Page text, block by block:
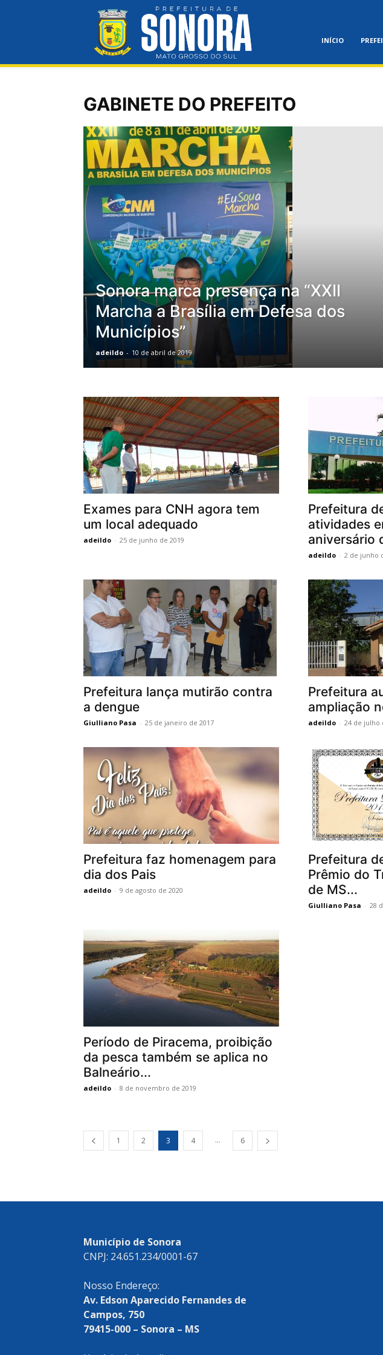
Municipal
de
Sonora
INÍCIO
GABINETE DO PREFEITO
Sonora marca presença na “XXII
Marcha a Brasília em Defesa dos
Municípios”
adeildo - 10 de abril de 2019
Exames para CNH agora tem
um local adequado
adeildo - 25 de junho de 2019
Prefeitura
atividades
aniversário
adeildo - 2 de junho
Prefeitura lança mutirão contra
a dengue
Giulliano Pasa - 25 de janeiro de 2017
Prefeitura
ampliação
adeildo - 24 de julho
Prefeitura faz homenagem para
dia dos Pais
adeildo - 9 de agosto de 2020
Prefeitura
Prêmio do
de MS...
Giulliano Pasa - 28
Período de Piracema, proibição
da pesca também se aplica no
Balneário...
adeildo - 8 de novembro de 2019
1 2 3 4 ... 6
Município de Sonora
CNPJ: 24.651.234/0001-67
Nosso Endereço:
Av. Edson Aparecido Fernandes de
Campos, 750
79415-000 – Sonora – MS